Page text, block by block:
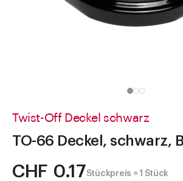
Twist-Off Deckel schwarz
TO-66 Deckel, schwarz,
CHF 0.17Stückpreis = 1 Stück